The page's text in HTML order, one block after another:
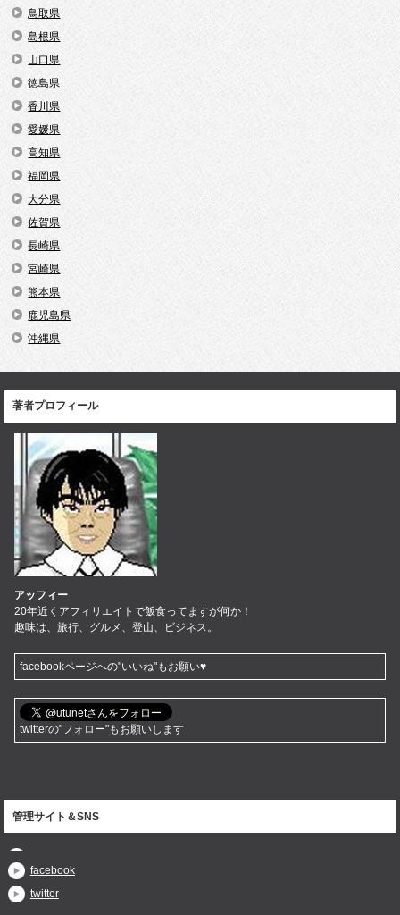
鳥取県
島根県
山口県
徳島県
香川県
愛媛県
高知県
福岡県
大分県
佐賀県
長崎県
宮崎県
熊本県
鹿児島県
沖縄県
著者プロフィール
アッフィー
20年近くアフィリエイトで飯食ってますが何か！
趣味は、旅行、グルメ、登山、ビジネス。
facebookページへの"いいね"もお願い♥
twitterの"フォロー"もお願いします
管理サイト＆SNS
facebook
twitter